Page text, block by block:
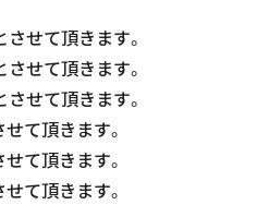
せて頂きます。
せて頂きます。
せて頂きます。
て頂きます。
て頂きます。
て頂きます。